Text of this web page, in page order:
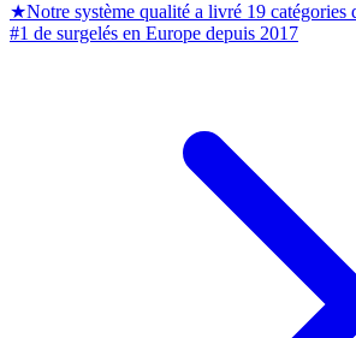
★Notre système qualité a livré 19 catégories
#1 de surgelés en Europe depuis 2017